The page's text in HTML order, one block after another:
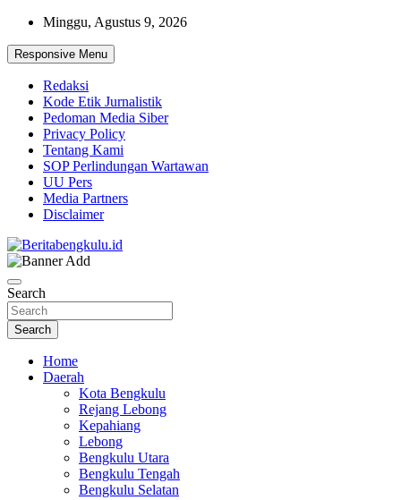
Skip
content
Minggu, Agustus 9, 2026
Responsive Menu
Redaksi
Kode Etik Jurnalistik
Pedoman Media Siber
Privacy Policy
Tentang Kami
SOP Perlindungan Wartawan
UU Pers
Media Partners
Disclaimer
Beritabengkulu.id
Search
Search
Home
Daerah
Kota Bengkulu
Rejang Lebong
Kepahiang
Lebong
Bengkulu Utara
Bengkulu Tengah
Bengkulu Selatan